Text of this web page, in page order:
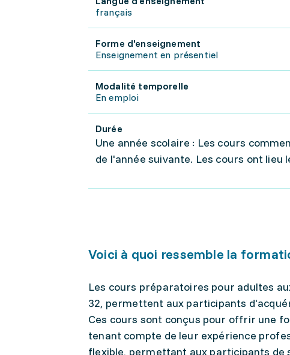
français
Forme d'enseignement
Enseignement en présentiel
Modalité temporelle
En emploi
Durée
Une année scolaire : Les cours
de l'année suivante. Les cours ont lieu
Voici à quoi ressemble la
Les cours préparatoires pour adultes
32, permettent aux participants
Ces cours sont conçus pour offrir une
tenant compte de leur expérience
flexible, permettant aux participants de